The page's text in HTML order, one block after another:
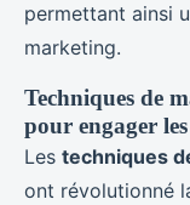
permettant ainsi
marketing.
Techniques de
pour engager
Les techniques
ont révolutionné